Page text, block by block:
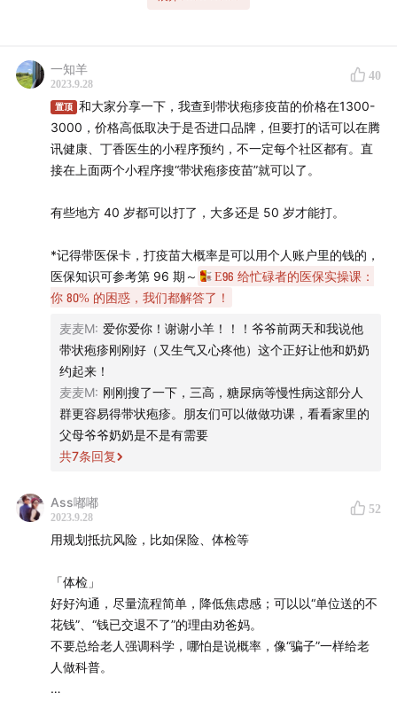
下》《医生，你在想什么》（*小羊OS：哈哈，我才发现
节目里不小心说成「医生是怎么想的」了，也算是反映我
录制本期时的心声了）卖得很火，我们在过往节目中也曾
做过推荐。
探讨的话题包括但不限于，我们该怎么鼓励爸妈做体检，
们该做的一二三四；还有住院治疗过程中，作为病人家属
的我们，做对哪些事情，可以让长辈获得更好的医疗体
验，甚至包括敏感的、你不好意思问的「红包问题」，我
们也都聊到了。
相信这一期节目能为你搭好框架、扫清部分盲区，如果你
还有其他困惑，或者你对关爱爸妈健康有更好的补充，欢
迎你多多留言，我们一起交流，也给其他听友贡献一些帮
助与灵感～！
预祝你假期愉快，合家团圆！
🎧 官网地址
youzhiyouxing.cn
*官网详情页所载信息最为全面，尤其推荐苹果播客用户访
**如果你有长期投资的需求，非常欢迎你在
一知羊
2023.9.28
40
置顶
和大家分享一下，我查到带状疱疹疫苗的价格在1300-
3000，价格高低取决于是否进口品牌，但要打的话可以在腾
讯健康、丁香医生的小程序预约，不一定每个社区都有。直
接在上面两个小程序搜“带状疱疹疫苗”就可以了。
有些地方 40 岁都可以打了，大多还是 50 岁才能打。
*记得带医保卡，打疫苗大概率是可以用个人账户里的钱的，
医保知识可参考第 96 期～
E96 给忙碌者的医保实操课：
你 80% 的困惑，我们都解答了！
麦麦M: 爱你爱你！谢谢小羊！！！爷爷前两天和我说他
带状疱疹刚刚好（又生气又心疼他）这个正好让他和奶奶
约起来！
麦麦M: 刚刚搜了一下，三高，糖尿病等慢性病这部分人
群更容易得带状疱疹。朋友们可以做做功课，看看家里的
父母爷爷奶奶是不是有需要
共7条回复
Ass嘟嘟
2023.9.28
52
用规划抵抗风险，比如保险、体检等
「体检」
好好沟通，尽量流程简单，降低焦虑感；可以以“单位送的不
花钱”、“钱已交退不了”的理由劝爸妈。
不要总给老人强调科学，哪怕是说概率，像“骗子”一样给老
人做科普。